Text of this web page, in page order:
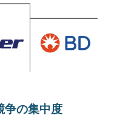
争の集中度